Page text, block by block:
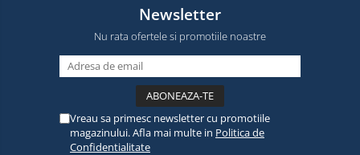
Newsletter
Nu rata ofertele si promotiile noastre
Vreau sa primesc newsletter cu promotiile
magazinului. Afla mai multe in Politica de
Confidentialitate